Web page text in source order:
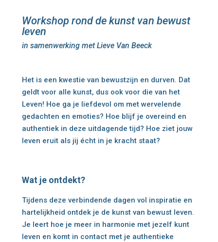
Workshop rond de kunst van bewust
leven
in samenwerking met Lieve Van Beeck
Het is een kwestie van bewustzijn en durven. Dat
geldt voor alle kunst, dus ook voor die van het
Leven! Hoe ga je liefdevol om met wervelende
gedachten en emoties? Hoe blijf je overeind en
authentiek in deze uitdagende tijd? Hoe ziet jouw
leven eruit als jij écht in je kracht staat?
Wat je ontdekt?
Tijdens deze verbindende dagen vol inspiratie en
hartelijkheid ontdek je de kunst van bewust leven.
Je leert hoe je meer in harmonie met jezelf kunt
leven en komt in contact met je authentieke